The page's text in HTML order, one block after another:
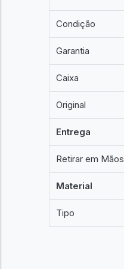
Condição
Garantia
Caixa
Original
Entrega
Retirar em Mãos
Material
Tipo